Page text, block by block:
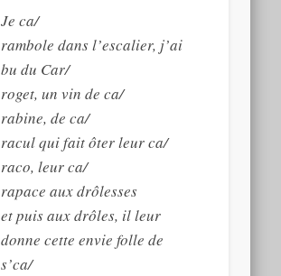
Je ca/
rambole dans l’escalier, j’ai
bu du Car/
roget, un vin de ca/
rabine, de ca/
racul qui fait ôter leur ca/
raco, leur ca/
rapace aux drôlesses
et puis aux drôles, il leur
donne cette envie folle de
s’ca/